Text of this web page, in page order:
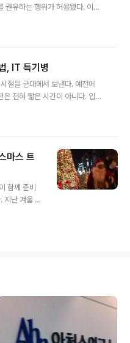
권유하는 행위가 허용됐다. 이에
제로 총선 당일 트위터 상에서는
이른바 '투표 인증샷' 올리기는
샷을 담은 총 6만여 건의 트윗
견제 역할까지 이런 상황에서 볼
, IT 특기병
절을 군대에서 보낸다. 예전에
전혀 짧은 시간이 아니다. 입대
안이한 생각을 가지고 아무런
자신감과 리더십을 키우기 위해
키우기 위해 '특전병'을 지원하
특기병에 지원하는 사람도 많이
마스 트
함께 준비
지난 겨울 독
자마자 예
려야지 크
하며 위안
가지 음식과
따뜻하게